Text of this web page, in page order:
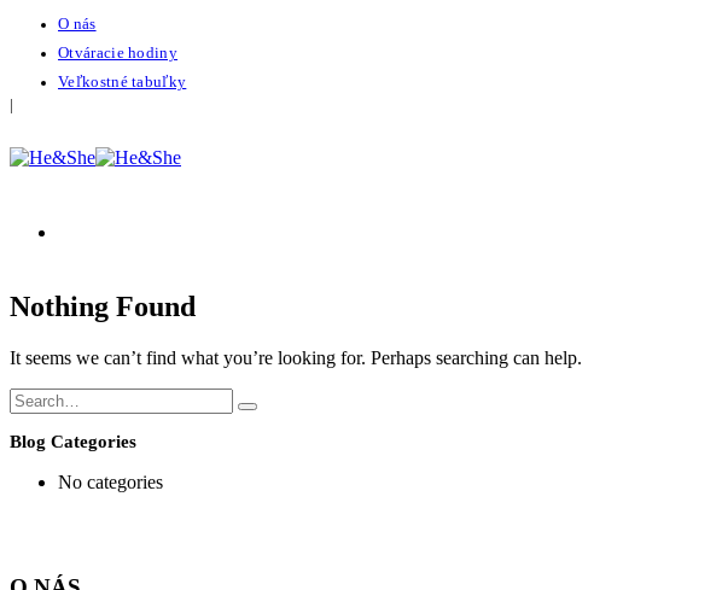
O nás
Otváracie hodiny
Veľkostné tabuľky
Nothing Found
It seems we can’t find what you’re looking for. Perhaps searching can help.
Blog Categories
No categories